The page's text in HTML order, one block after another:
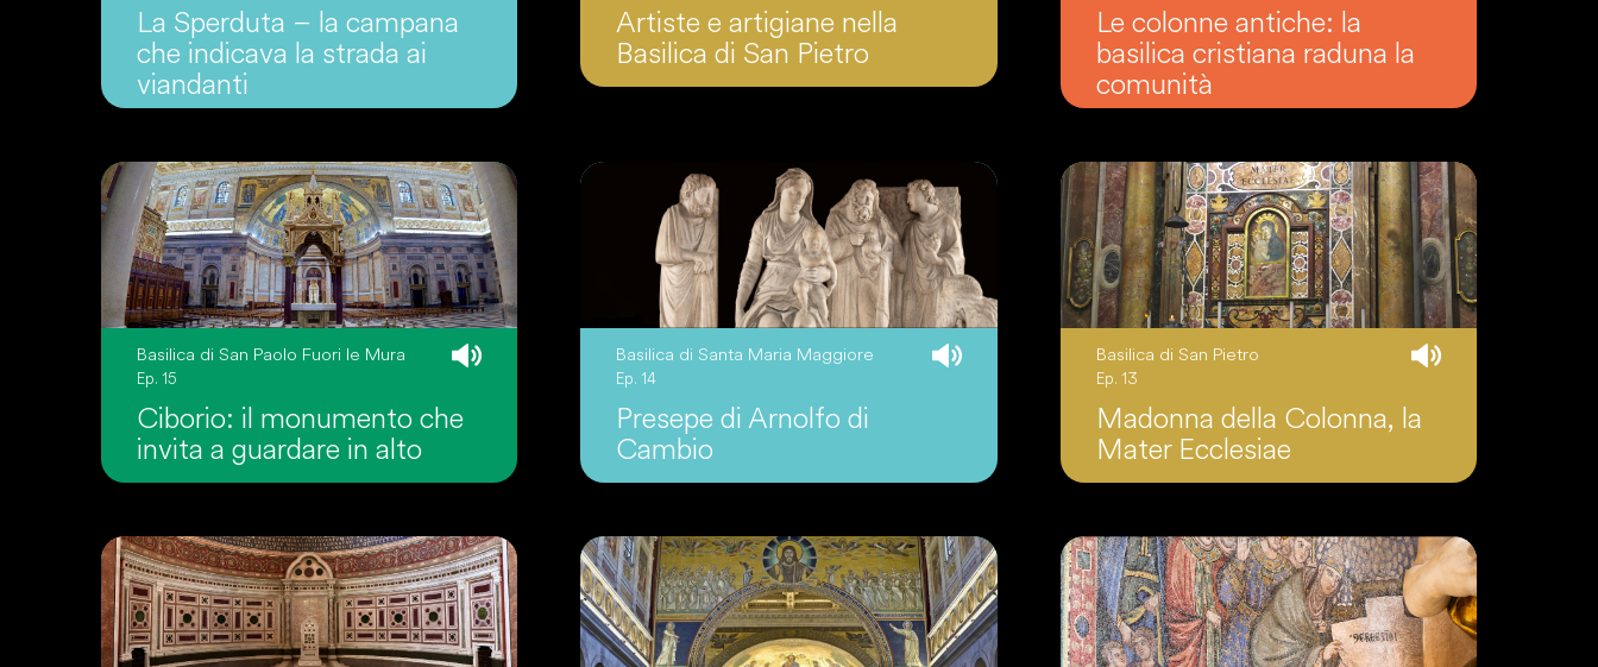
La Sperduta – la campana
che indicava la strada ai
viandanti
Artiste e artigiane nella
Basilica di San Pietro
Le colonne antiche: la
basilica cristiana raduna la
comunità
Basilica di San Paolo Fuori le Mura
Ep. 15
Ciborio: il monumento che
invita a guardare in alto
Basilica di Santa Maria Maggiore
Ep. 14
Presepe di Arnolfo di
Cambio
Basilica di San Pietro
Ep. 13
Madonna della Colonna, la
Mater Ecclesiae